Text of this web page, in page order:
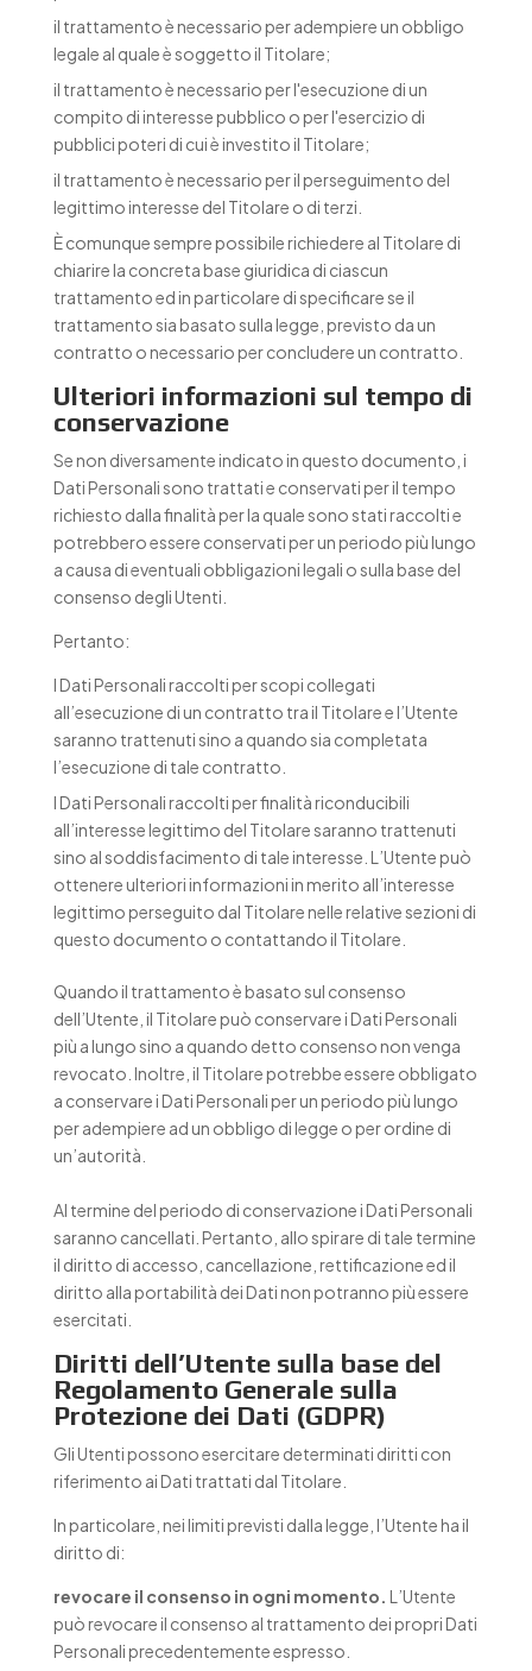
il trattamento è necessario per adempiere un obbligo
legale al quale è soggetto il Titolare;
il trattamento è necessario per l'esecuzione di un
compito di interesse pubblico o per l'esercizio di
pubblici poteri di cui è investito il Titolare;
il trattamento è necessario per il perseguimento del
legittimo interesse del Titolare o di terzi.
È comunque sempre possibile richiedere al Titolare di
chiarire la concreta base giuridica di ciascun
trattamento ed in particolare di specificare se il
trattamento sia basato sulla legge, previsto da un
contratto o necessario per concludere un contratto.
Ulteriori informazioni sul tempo di
conservazione
Se non diversamente indicato in questo documento, i
Dati Personali sono trattati e conservati per il tempo
richiesto dalla finalità per la quale sono stati raccolti e
potrebbero essere conservati per un periodo più lungo
a causa di eventuali obbligazioni legali o sulla base del
consenso degli Utenti.
Pertanto:
I Dati Personali raccolti per scopi collegati
all’esecuzione di un contratto tra il Titolare e l’Utente
saranno trattenuti sino a quando sia completata
l’esecuzione di tale contratto.
I Dati Personali raccolti per finalità riconducibili
all’interesse legittimo del Titolare saranno trattenuti
sino al soddisfacimento di tale interesse. L’Utente può
ottenere ulteriori informazioni in merito all’interesse
legittimo perseguito dal Titolare nelle relative sezioni di
questo documento o contattando il Titolare.
Quando il trattamento è basato sul consenso
dell’Utente, il Titolare può conservare i Dati Personali
più a lungo sino a quando detto consenso non venga
revocato. Inoltre, il Titolare potrebbe essere obbligato
a conservare i Dati Personali per un periodo più lungo
per adempiere ad un obbligo di legge o per ordine di
un’autorità.
Al termine del periodo di conservazione i Dati Personali
saranno cancellati. Pertanto, allo spirare di tale termine
il diritto di accesso, cancellazione, rettificazione ed il
diritto alla portabilità dei Dati non potranno più essere
esercitati.
Diritti dell’Utente sulla base del
Regolamento Generale sulla
Protezione dei Dati (GDPR)
Gli Utenti possono esercitare determinati diritti con
riferimento ai Dati trattati dal Titolare.
In particolare, nei limiti previsti dalla legge, l’Utente ha il
diritto di:
revocare il consenso in ogni momento. L’Utente
può revocare il consenso al trattamento dei propri Dati
Personali precedentemente espresso.